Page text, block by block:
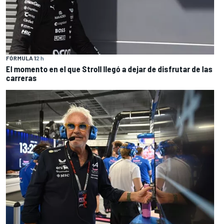
FÓRMULA 12 h
El momento en el que Stroll llegó a dejar de disfrutar de las
carreras